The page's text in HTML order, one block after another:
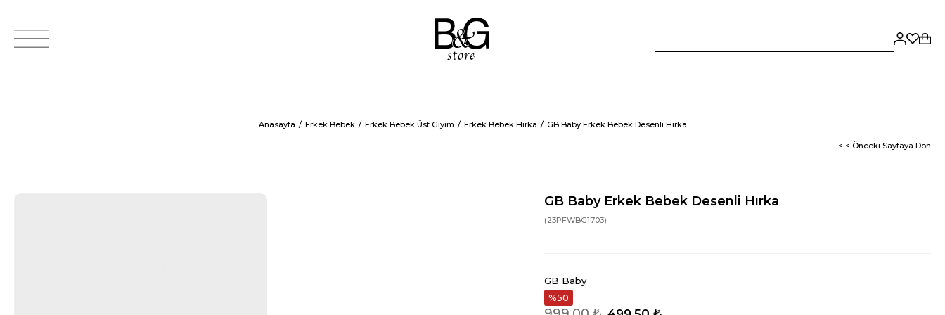
Anasayfa Erkek Bebek Erkek Bebek Üst Giyim Erkek Bebek Hırka GB Baby Erkek Bebek Desenli Hırka
< < Önceki Sayfaya Dön
GB Baby Erkek Bebek Desenli Hırka
(23PFWBG1703)
GB Baby
50